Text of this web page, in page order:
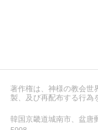
著作権は、神様の教会世
製、及び再配布する行為
韓国京畿道城南市、盆唐